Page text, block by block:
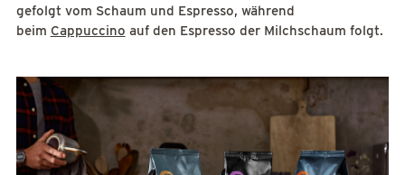
gefolgt vom Schaum und Espresso, während
beim Cappuccino auf den Espresso der Milchschaum folgt.